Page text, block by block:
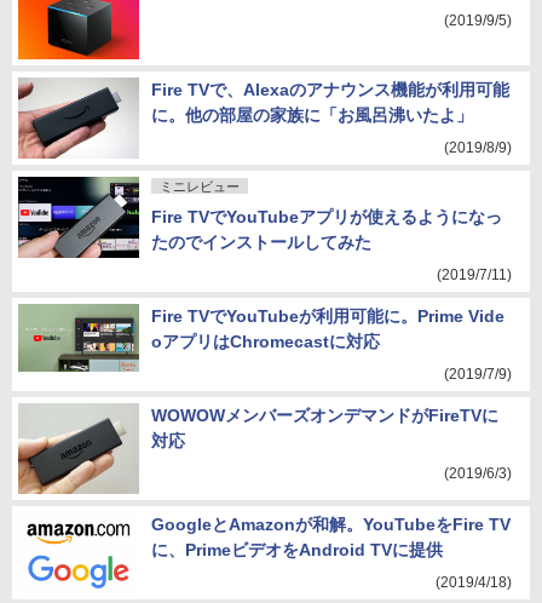
(2019/9/5)
Fire TVで、Alexaのアナウンス機能が利用可能
に。他の部屋の家族に「お風呂沸いたよ」
(2019/8/9)
ミニレビュー
Fire TVでYouTubeアプリが使えるようになっ
たのでインストールしてみた
(2019/7/11)
Fire TVでYouTubeが利用可能に。Prime Vide
oアプリはChromecastに対応
(2019/7/9)
WOWOWメンバーズオンデマンドがFireTVに
対応
(2019/6/3)
GoogleとAmazonが和解。YouTubeをFire TV
に、PrimeビデオをAndroid TVに提供
(2019/4/18)